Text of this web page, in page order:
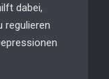
dabei,
regulieren